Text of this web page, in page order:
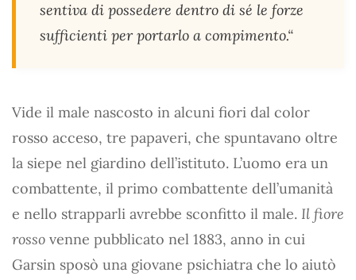
sentiva di possedere dentro di sé le forze
sufficienti per portarlo a compimento.“
Vide il male nascosto in alcuni fiori dal color
rosso acceso, tre papaveri, che spuntavano oltre
la siepe nel giardino dell’istituto. L’uomo era un
combattente, il primo combattente dell’umanità
e nello strapparli avrebbe sconfitto il male. Il fiore
rosso venne pubblicato nel 1883, anno in cui
Garsin sposò una giovane psichiatra che lo aiutò